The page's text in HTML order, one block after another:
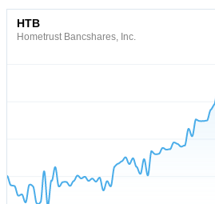
HTB
Hometrust Bancshares, Inc.